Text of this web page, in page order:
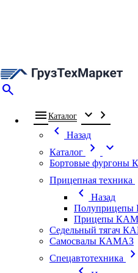
search
menu Каталог expand_more chevron_right
chevron_left
Назад
Каталог
chevron_right expand_more
Бортовые
Прицепная техника
chevron_left
Назад
Прицепы
Седельный тягач
Самосвалы КАМАЗ
Спецавтотехника
chevron_right